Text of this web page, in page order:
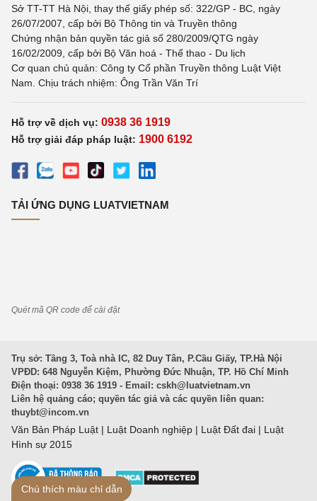
Sở TT-TT Hà Nội, thay thế giấy phép số: 322/GP - BC, ngày
26/07/2007, cấp bởi Bộ Thông tin và Truyền thông
Chứng nhận bản quyền tác giả số 280/2009/QTG ngày
16/02/2009, cấp bởi Bộ Văn hoá - Thể thao - Du lịch
Cơ quan chủ quản: Công ty Cổ phần Truyền thông Luật Việt
Nam. Chịu trách nhiệm: Ông Trần Văn Trí
Hỗ trợ về dịch vụ: 0938 36 1919
Hỗ trợ giải đáp pháp luật: 1900 6192
TẢI ỨNG DỤNG LUATVIETNAM
Quét mã QR code để cài đặt
Trụ sở: Tầng 3, Toà nhà IC, 82 Duy Tân, P.Cầu Giấy, TP.Hà Nội
VPĐD: 648 Nguyễn Kiệm, Phường Đức Nhuận, TP. Hồ Chí Minh
Điện thoại: 0938 36 1919 - Email: cskh@luatvietnam.vn
Liên hệ quảng cáo; quyền tác giả và các quyền liên quan:
thuybt@incom.vn
Văn Bản Pháp Luật | Luật Doanh nghiệp | Luật Đất đai | Luật
Hình sự 2015
Chú thích màu chỉ dẫn